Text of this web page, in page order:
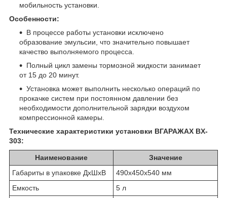
мобильность установки.
Особенности:
В процессе работы установки исключено
образование эмульсии, что значительно повышает
качество выполняемого процесса.
Полный цикл замены тормозной жидкости занимает
от 15 до 20 минут.
Установка может выполнить несколько операций по
прокачке систем при постоянном давлении без
необходимости дополнительной зарядки воздухом
компрессионной камеры.
Технические характеристики установки ВГАРАЖАХ BX-
303:
Наименование
Значение
Габариты в упаковке ДxШxВ
490х450х540 мм
Емкость
5 л